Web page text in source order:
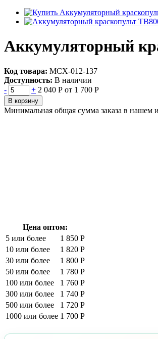
Аккумуляторный
Код товара: МСХ-012-137
Доступность: В наличии
-
+ 2 040 Р от 1 700 Р
В корзину
Минимальная общая сумма заказа в нашем
Цена оптом:
5 или более
1 850 Р
10 или более
1 820 Р
30 или более
1 800 Р
50 или более
1 780 Р
100 или более
1 760 Р
300 или более
1 740 Р
500 или более
1 720 Р
1000 или более 1 700 Р